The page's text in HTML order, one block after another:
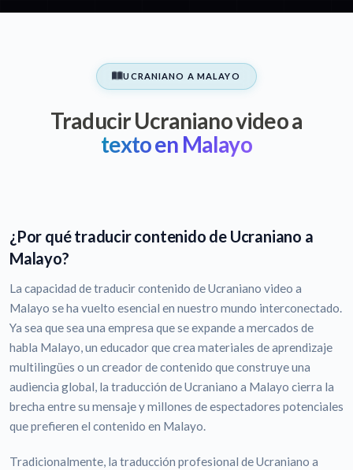
UCRANIANO A MALAYO
Traducir Ucraniano video a
texto en Malayo
¿Por qué traducir contenido de Ucraniano a
Malayo?
La capacidad de traducir contenido de Ucraniano video a
Malayo se ha vuelto esencial en nuestro mundo interconectado.
Ya sea que sea una empresa que se expande a mercados de
habla Malayo, un educador que crea materiales de aprendizaje
multilingües o un creador de contenido que construye una
audiencia global, la traducción de Ucraniano a Malayo cierra la
brecha entre su mensaje y millones de espectadores potenciales
que prefieren el contenido en Malayo.
Tradicionalmente, la traducción profesional de Ucraniano a